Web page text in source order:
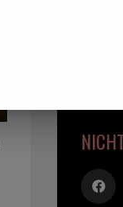
♡
Ab 1,-